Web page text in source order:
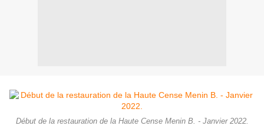
Début de la restauration de la Haute Cense Menin B. - Janvier 2022.